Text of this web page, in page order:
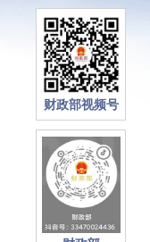
财政部视频号